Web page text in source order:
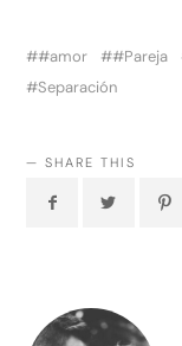
#amor #Pareja
Separación
SHARE THIS